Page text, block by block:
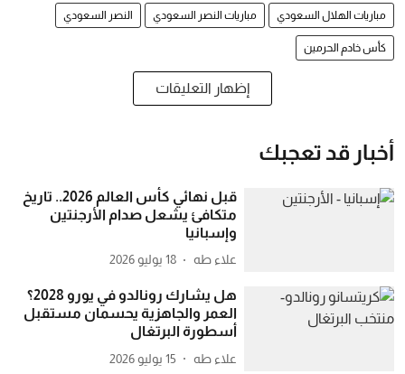
مباريات الهلال السعودي مباريات النصر السعودي النصر السعودي
كأس خادم الحرمين
إظهار التعليقات
أخبار قد تعجبك
قبل نهائي كأس العالم 2026.. تاريخ
متكافئ يشعل صدام الأرجنتين
وإسبانيا
علاء طه 18 يوليو 2026
هل يشارك رونالدو في يورو 2028؟
العمر والجاهزية يحسمان مستقبل
أسطورة البرتغال
علاء طه 15 يوليو 2026